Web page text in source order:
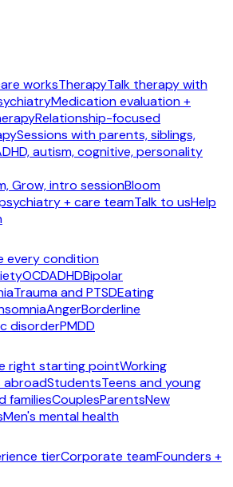
worksTherapyTalk therapy with
Medication evaluation +
Relationship-focused
Sessions with parents, siblings,
autism, cognitive, personality
Grow, intro sessionBloom
+ care teamTalk to usHelp
every condition
OCDADHDBipolar
Trauma and PTSDEating
AngerBorderline
disorderPMDD
right starting pointWorking
abroadStudentsTeens and young
familiesCouplesParentsNew
Men's mental health
tierCorporate teamFounders +